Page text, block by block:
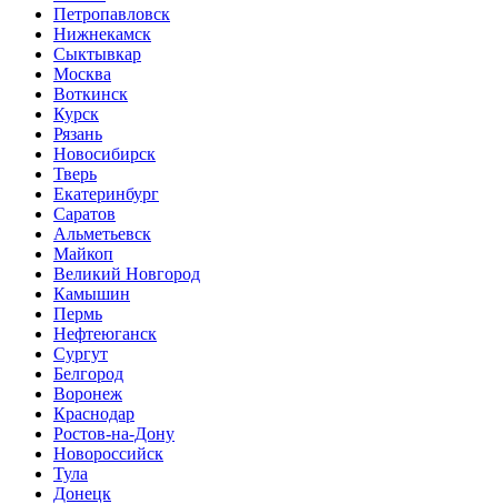
Петропавловск
Нижнекамск
Сыктывкар
Москва
Воткинск
Курск
Рязань
Новосибирск
Тверь
Екатеринбург
Саратов
Альметьевск
Майкоп
Великий Новгород
Камышин
Пермь
Нефтеюганск
Сургут
Белгород
Воронеж
Краснодар
Ростов-на-Дону
Новороссийск
Тула
Донецк